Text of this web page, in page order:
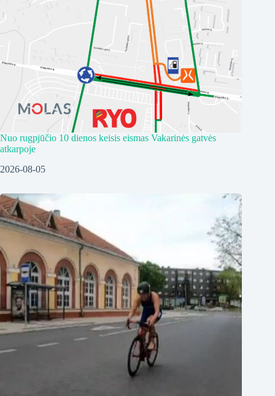
Nuo rugpjūčio 10 dienos keisis eismas Vakarinės gatvės
atkarpoje
2026-08-05